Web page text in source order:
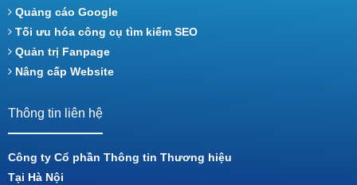
Quảng cáo Google
Tối ưu hóa công cụ tìm kiếm SEO
Quản trị Fanpage
Nâng cấp Website
Thông tin liên hệ
Công ty Cổ phần Thông tin Thương hiệu
Tại Hà Nội